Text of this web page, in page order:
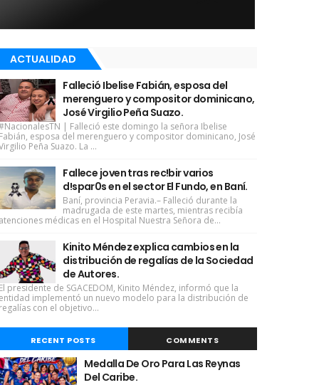
ACTUALIDAD
Falleció Ibelise Fabián, esposa del
merenguero y compositor dominicano,
José Virgilio Peña Suazo.
| Falleció este domingo la señora Ibelise
esposa del merenguero y compositor dominicano, José
Peña Suazo. La ...
Fallece joven tras rec!bir varios
d!spar0s en el sector El Fundo, en Baní.
Baní, provincia Peravia.– Falleció durante la
madrugada de este martes, mientras recibía
médicas en el Hospital Nuestra Señora de...
Kinito Méndez explica cambios en la
distribución de regalías de la Sociedad
de Autores.
presidente de SGACEDOM, Kinito Méndez, informó que la
implementó un nuevo modelo para la distribución de
con el objetivo...
RECENT POSTS COMMENTS
Medalla De Oro Para Las Reynas
Del Caribe.